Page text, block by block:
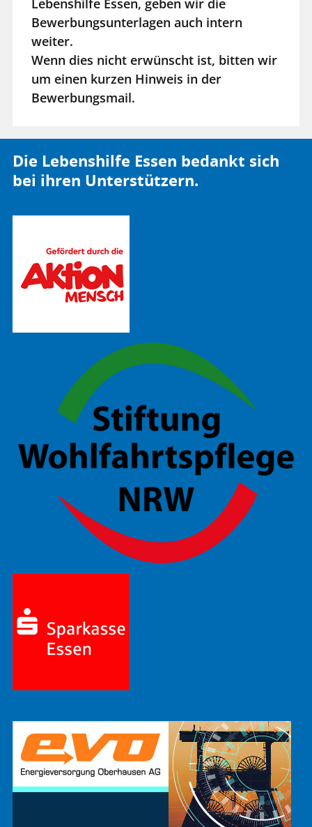
Bewerbungsunterlagen auch intern
weiter.
Wenn dies nicht erwünscht ist, bitten wir
um einen kurzen Hinweis in der
Bewerbungsmail.
Die Lebenshilfe Essen bedankt sich
bei ihren Unterstützern.